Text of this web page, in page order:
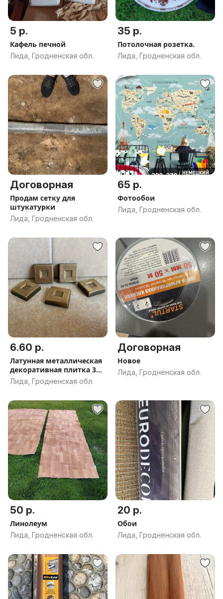
5 р.
Кафель печной
Лида, Гродненская обл.
35 р.
Потолочная розетка.
Лида, Гродненская обл.
Договорная
Продам сетку для
штукатурки
Лида, Гродненская обл.
65 р.
Фотообои
Лида, Гродненская обл.
6.60 р.
Латунная металлическая
декоративная плитка 3x3
см
Лида, Гродненская обл.
Договорная
Новое
Лида, Гродненская обл.
50 р.
Линолеум
Лида, Гродненская обл.
20 р.
Обои
Лида, Гродненская обл.